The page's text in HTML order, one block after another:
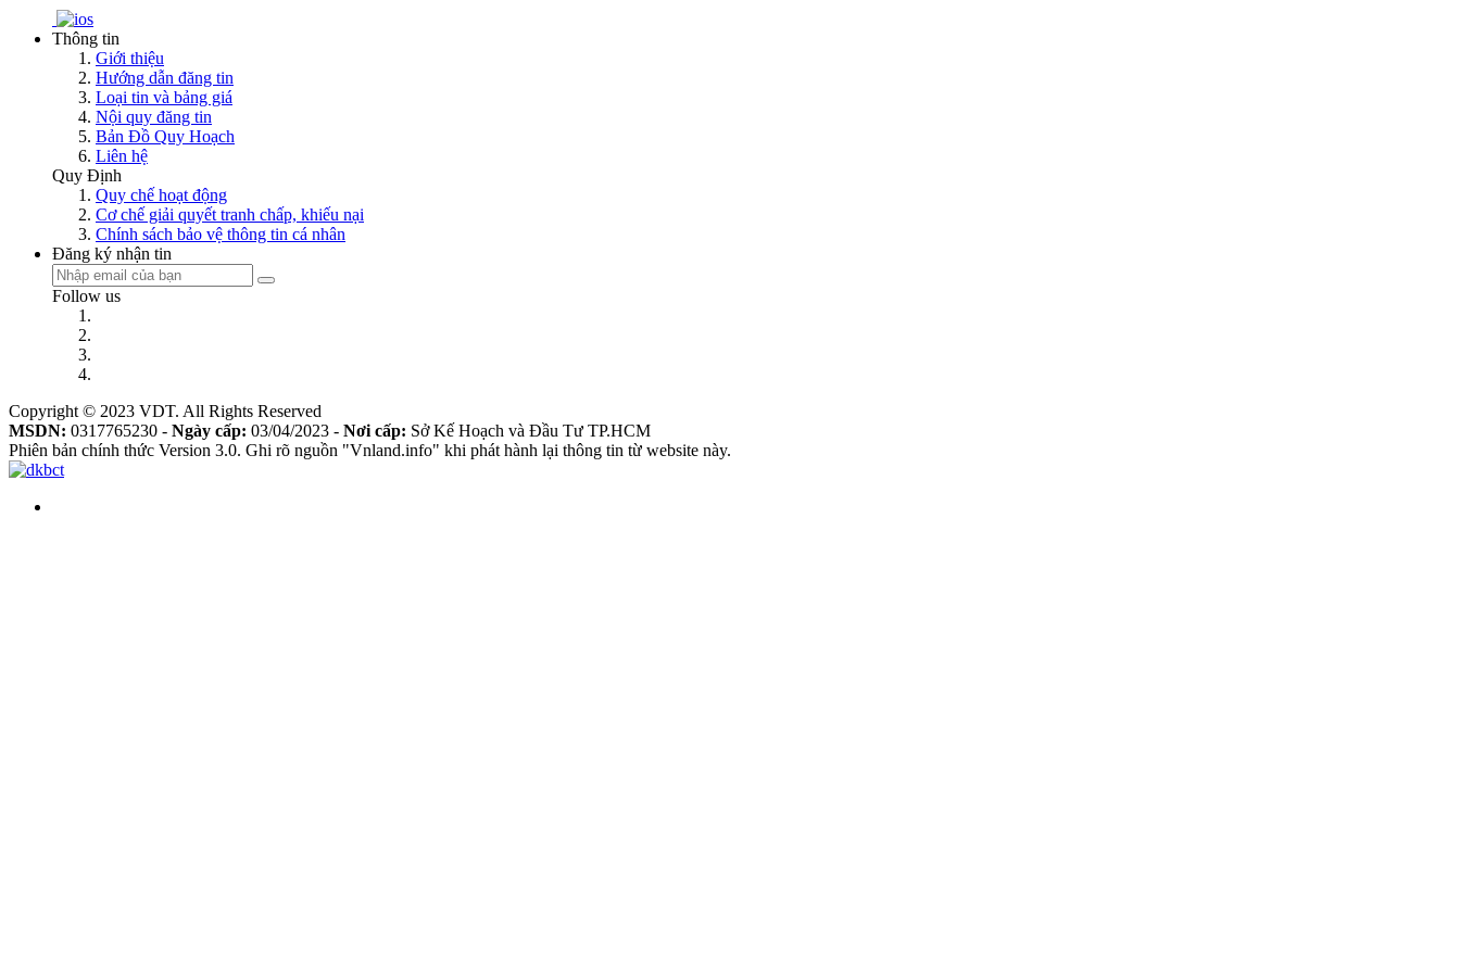
Thông tin
Giới thiệu
Hướng dẫn đăng tin
Loại tin và bảng giá
Nội quy đăng tin
Bản Đồ Quy Hoạch
Liên hệ
Quy Định
Quy chế hoạt động
Cơ chế giải quyết tranh chấp, khiếu nại
Chính sách bảo vệ thông tin cá nhân
Đăng ký nhận tin
Follow us
Copyright © 2023 VDT. All Rights Reserved
MSDN: 0317765230 - Ngày cấp: 03/04/2023 - Nơi cấp: Sở Kế Hoạch và Đầu Tư TP.HCM
Phiên bản chính thức Version 3.0. Ghi rõ nguồn "Vnland.info" khi phát hành lại thông tin từ website này.